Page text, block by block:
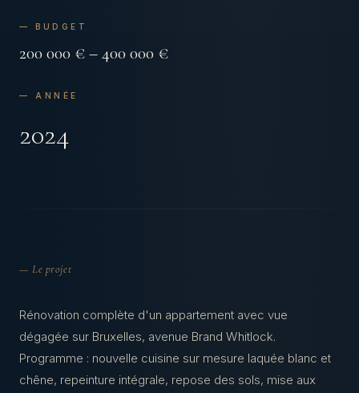
— BUDGET
200 000 € – 400 000 €
— ANNÉE
2024
— Le projet
Rénovation complète d'un appartement avec vue
dégagée sur Bruxelles, avenue Brand Whitlock.
Programme : nouvelle cuisine sur mesure laquée blanc et
chêne, repeinture intégrale, repose des sols, mise aux